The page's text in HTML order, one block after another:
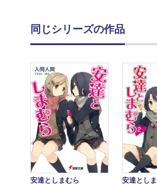
同じシリーズの作品
安達としまむら
安達とし